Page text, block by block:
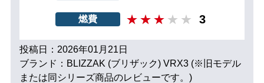
燃費 3
投稿日：2026年01月21日
ブランド：BLIZZAK (ブリザック) VRX3 (※旧モデル
または同シリーズ商品のレビューです。)